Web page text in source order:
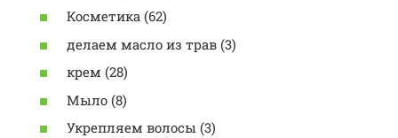
Косметика (62)
делаем масло из трав (3)
крем (28)
Мыло (8)
Укрепляем волосы (3)